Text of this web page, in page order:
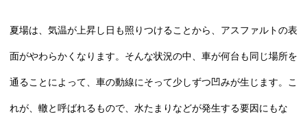
夏場は、気温が上昇し日も照りつけることから、アスファルトの表
面がやわらかくなります。そんな状況の中、車が何台も同じ場所を
通ることによって、車の動線にそって少しずつ凹みが生じます。こ
れが、轍と呼ばれるもので、水たまりなどが発生する要因にもな